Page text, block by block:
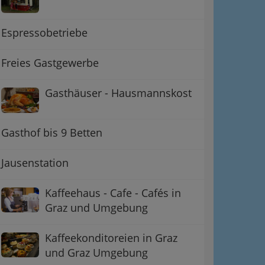
Espressobetriebe
Freies Gastgewerbe
Gasthäuser - Hausmannskost
Gasthof bis 9 Betten
Jausenstation
Kaffeehaus - Cafe - Cafés in
Graz und Umgebung
Kaffeekonditoreien in Graz
und Graz Umgebung